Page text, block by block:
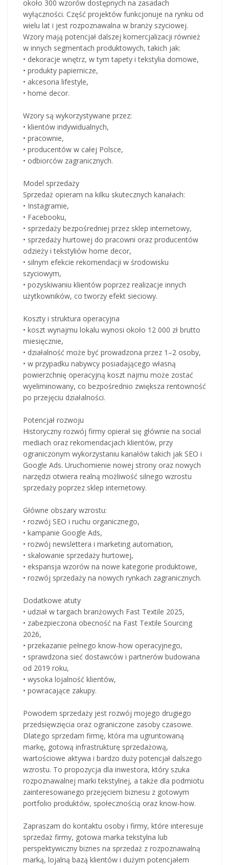
około 300 wzorów dostępnych na zasadach
wyłączności. Część projektów funkcjonuje na rynku od
wielu lat i jest rozpoznawalna w branży szyciowej.
Wzory mają potencjał dalszej komercjalizacji również
w innych segmentach produktowych, takich jak:
• dekoracje wnętrz, w tym tapety i tekstylia domowe,
• produkty papiernicze,
• akcesoria lifestyle,
• home decor.
Wzory są wykorzystywane przez:
• klientów indywidualnych,
• pracownie,
• producentów w całej Polsce,
• odbiorców zagranicznych.
Model sprzedaży
Sprzedaż opieram na kilku skutecznych kanałach:
• Instagramie,
• Facebooku,
• sprzedaży bezpośredniej przez sklep internetowy,
• sprzedaży hurtowej do pracowni oraz producentów
odzieży i tekstyliów home decor,
• silnym efekcie rekomendacji w środowisku
szyciowym,
• pozyskiwaniu klientów poprzez realizacje innych
użytkowników, co tworzy efekt sieciowy.
Koszty i struktura operacyjna
• koszt wynajmu lokalu wynosi około 12 000 zł brutto
miesięcznie,
• działalność może być prowadzona przez 1–2 osoby,
• w przypadku nabywcy posiadającego własną
powierzchnię operacyjną koszt najmu może zostać
wyeliminowany, co bezpośrednio zwiększa rentowność
po przejęciu działalności.
Potencjał rozwoju
Historyczny rozwój firmy opierał się głównie na social
mediach oraz rekomendacjach klientów, przy
ograniczonym wykorzystaniu kanałów takich jak SEO i
Google Ads. Uruchomienie nowej strony oraz nowych
narzędzi otwiera realną możliwość silnego wzrostu
sprzedaży poprzez sklep internetowy.
Główne obszary wzrostu:
• rozwój SEO i ruchu organicznego,
• kampanie Google Ads,
• rozwój newslettera i marketing automation,
• skalowanie sprzedaży hurtowej,
• ekspansja wzorów na nowe kategorie produktowe,
• rozwój sprzedaży na nowych rynkach zagranicznych.
Dodatkowe atuty
• udział w targach branżowych Fast Textile 2025,
• zabezpieczona obecność na Fast Textile Sourcing
2026,
• przekazanie pełnego know-how operacyjnego,
• sprawdzona sieć dostawców i partnerów budowana
od 2019 roku,
• wysoka lojalność klientów,
• powracające zakupy.
Powodem sprzedaży jest rozwój mojego drugiego
przedsięwzięcia oraz ograniczone zasoby czasowe.
Dlatego sprzedam firmę, która ma ugruntowaną
markę, gotową infrastrukturę sprzedażową,
wartościowe aktywa i bardzo duży potencjał dalszego
wzrostu. To propozycja dla inwestora, który szuka
rozpoznawalnej marki tekstylnej, a także dla podmiotu
zainteresowanego przejęciem biznesu z gotowym
portfolio produktów, społecznością oraz know-how.
Zapraszam do kontaktu osoby i firmy, które interesuje
sprzedaż firmy, gotowa marka tekstylna lub
perspektywiczny biznes na sprzedaż z rozpoznawalną
marką, lojalną bazą klientów i dużym potencjałem